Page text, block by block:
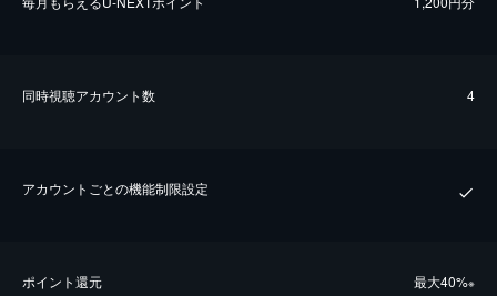
同時視聴アカウント数 4
アカウントごとの機能制限設定
ポイント還元 最⼤40%※